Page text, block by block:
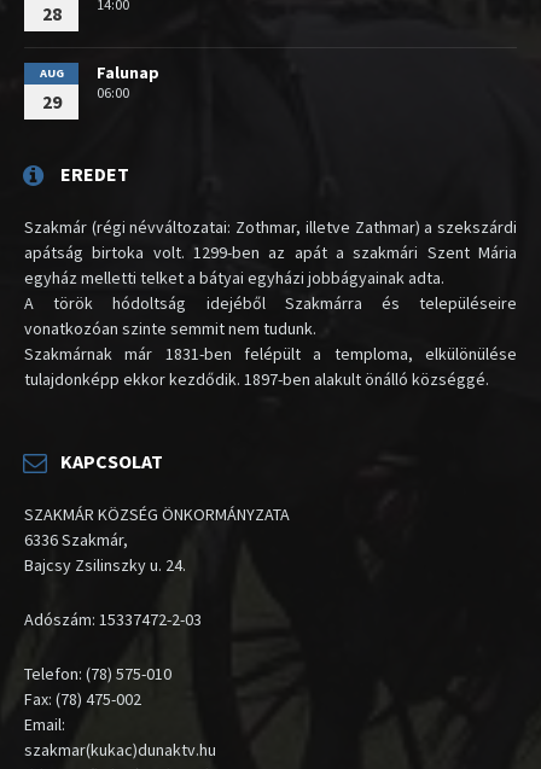
28 14:00
AUG
29
Falunap
06:00
EREDET
Szakmár (régi névváltozatai: Zothmar, illetve Zathmar) a szekszárdi
apátság birtoka volt. 1299-ben az apát a szakmári Szent Mária
egyház melletti telket a bátyai egyházi jobbágyainak adta.
A török hódoltság idejéből Szakmárra és településeire
vonatkozóan szinte semmit nem tudunk.
Szakmárnak már 1831-ben felépült a temploma, elkülönülése
tulajdonképp ekkor kezdődik. 1897-ben alakult önálló községgé.
KAPCSOLAT
SZAKMÁR KÖZSÉG ÖNKORMÁNYZATA
6336 Szakmár,
Bajcsy Zsilinszky u. 24.
Adószám: 15337472-2-03
Telefon: (78) 575-010
Fax: (78) 475-002
Email:
szakmar(kukac)dunaktv.hu